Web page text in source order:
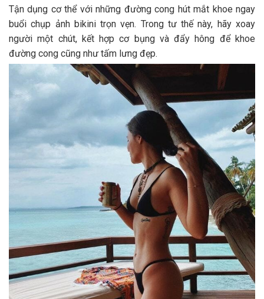
Tận dụng cơ thể với những đường cong hút mắt khoe ngay
buổi chụp ảnh bikini trọn vẹn. Trong tư thế này, hãy xoay
người một chút, kết hợp cơ bụng và đẩy hông để khoe
đường cong cũng như tấm lưng đẹp.